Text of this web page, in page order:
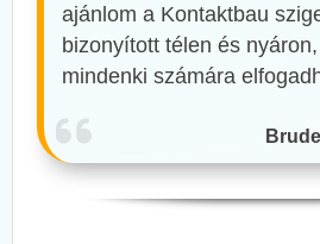
ajánlom a Kontaktbau
bizonyított télen és
mindenki számára